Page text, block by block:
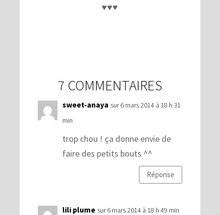
♥♥♥
7 COMMENTAIRES
sweet-anaya sur 6 mars 2014 à 18 h 31
min
trop chou ! ça donne envie de
faire des petits bouts ^^
Réponse
lili plume sur 6 mars 2014 à 18 h 49 min